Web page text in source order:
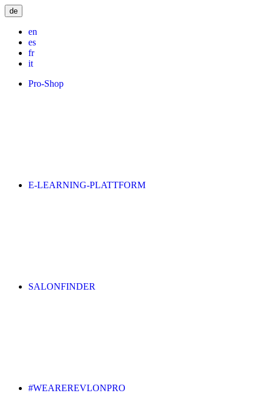
de
en
es
fr
it
Pro-Shop
E-LEARNING-PLATTFORM
SALONFINDER
#WEAREREVLONPRO